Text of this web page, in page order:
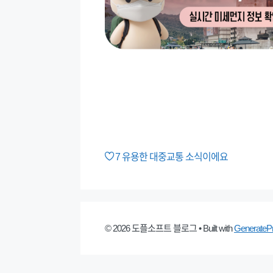
7유용한 대중교통 소식이에요
© 2026 도플소프트 블로그• Built with